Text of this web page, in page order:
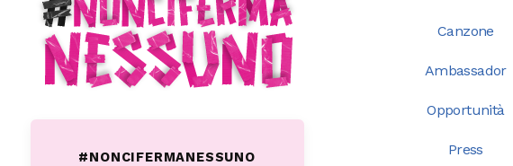
#NONCIFERMANESSUNO
Canzone
Ambassador
Opportunità
Press